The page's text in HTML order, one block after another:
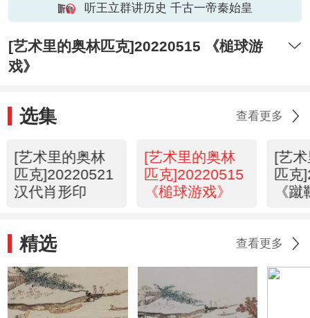
听王立群讲历史 千古一帝秦始皇
[艺术里的奥林匹克]20220515 《槌球游
戏》
选集 查看更多
[艺术里的奥林
匹克]20220521
汉代肖形印
[艺术里的奥林
匹克]20220515
《槌球游戏》
[艺
匹克
《
精选 查看更多